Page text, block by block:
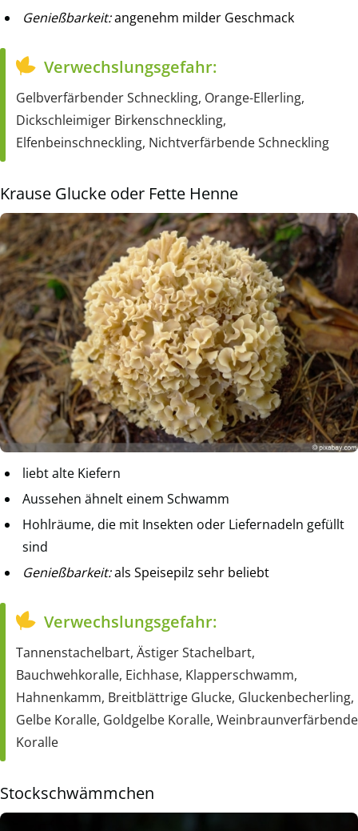
Genießbarkeit:angenehm milder Geschmack
Verwechslungsgefahr:
Gelbverfärbender Schneckling, Orange-Ellerling,
Dickschleimiger Birkenschneckling,
Elfenbeinschneckling, Nichtverfärbende Schneckling
Krause Glucke oder Fette Henne
liebt alte Kiefern
Aussehen ähnelt einem Schwamm
Hohlräume, die mit Insekten oder Liefernadeln gefüllt
sind
Genießbarkeit:als Speisepilz sehr beliebt
Verwechslungsgefahr:
Tannenstachelbart, Ästiger Stachelbart,
Bauchwehkoralle, Eichhase, Klapperschwamm,
Hahnenkamm, Breitblättrige Glucke, Gluckenbecherling,
Gelbe Koralle, Goldgelbe Koralle, Weinbraunverfärbende
Koralle
Stockschwämmchen